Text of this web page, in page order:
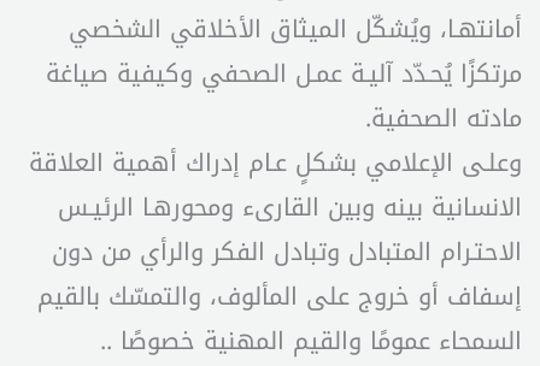
أمانتهـا، ويُشكّل الميثاق الأخلاقي الشخصي
مرتكزًا يُحـدّد آليـة عمـل الصحفي وكيفية صياغة
مادته الصحفية.
وعلـى الإعلامي بشكلٍ عـام إدراك أهمية العلاقة
الانسانية بينه وبين القارىء ومحورهـا الرئيـس
الاحتـرام المتبادل وتبادل الفكر والرأي من دون
إسفاف أو خروج على المألوف، والتمسّك بالقيم
السمحاء عمومًا والقيم المهنية خصوصًا ..